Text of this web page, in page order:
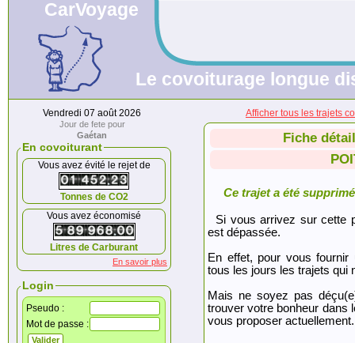
CarVoyage
Le covoiturage longue
Vendredi 07 août 2026
Jour de fete pour
Gaétan
En covoiturant
Vous avez évité le rejet de
Tonnes de CO2
Vous avez économisé
Litres de Carburant
En savoir plus
Login
Pseudo :
Mot de passe :
Afficher tous les trajets
Fiche
Ce trajet a été
Si vous arrivez sur cette
est dépassée.
En effet, pour vous fournir
tous les jours les trajets qui
Mais ne soyez pas
trouver votre bonheur dans
vous proposer actuellement.